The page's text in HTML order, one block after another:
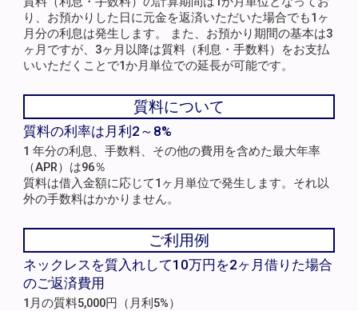
り、お預かりした日に元金を返済いただいた場合でも1ヶ
月分の利息は発生します。 また、お預かり期間の基本は3
ヶ月ですが、3ヶ月以降は質料（利息・手数料）をお支払
いいただくことで1か月単位での延長が可能です。
質料について
質料の利率は月利2～8%
1 年分の利息、手数料、その他の費用を含めた最大年率
（APR）は96％
質料は借入金額に応じて1ヶ月単位で発生します。それ以
外の手数料はかかりません。
ご利用例
ネックレスを質入れして10万円を2ヶ月借りた場合
のご返済費用
1月の質料5,000円（月利5%）